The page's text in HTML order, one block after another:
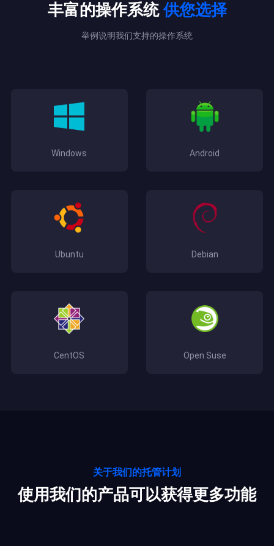
丰富的操作系统 供您选择
举例说明我们支持的操作系统
Windows Android
Ubuntu Debian
CentOS Open Suse
关于我们的托管计划
使用我们的产品可以获得更多功能